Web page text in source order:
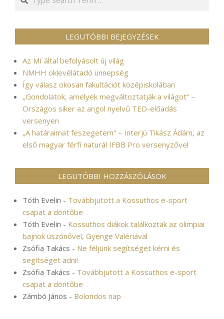
LEGUTÓBBI BEJEGYZÉSEK
Az MI által befolyásolt új világ
NMHH oklevélátadó ünnepség
Így válasz okosan fakultációt középiskolában
„Gondolatok, amelyek megváltoztatják a világot” –
Országos siker az angol nyelvű TED-előadás
versenyen
„A határaimat feszegetem” – Interjú Tikász Ádám, az
első magyar férfi naturál IFBB Pro versenyzővel
LEGUTÓBBI HOZZÁSZÓLÁSOK
Tóth Evelin - Továbbjutott a Kossuthos e-sport
csapat a döntőbe
Tóth Evelin - Kossuthos diákok találkoztak az olimpiai
bajnok úszónővel, Gyenge Valériával
Zsófia Takács - Ne féljünk segítséget kérni és
segítséget adni!
Zsófia Takács - Továbbjutott a Kossuthos e-sport
csapat a döntőbe
Zámbó János - Bolondos nap